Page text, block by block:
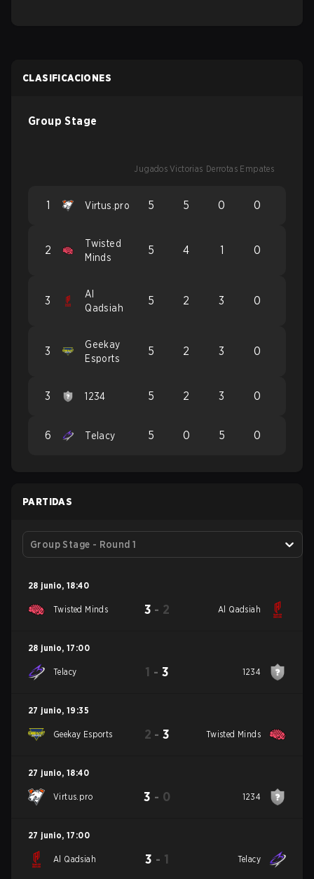
CLASIFICACIONES
Group Stage
Jugados Victorias Derrotas Empates
1 Virtus.pro 5 5 0 0
2
Twisted
Minds
5 4 1 0
3
Al
Qadsiah
5 2 3 0
3
Geekay
Esports
5 2 3 0
3 1234 5 2 3 0
6 Telacy 5 0 5 0
PARTIDAS
Group Stage - Round 1
28 junio, 18:40
Twisted Minds 3 - 2 Al Qadsiah
28 junio, 17:00
Telacy 1 - 3 1234
27 junio, 19:35
Geekay Esports 2 -3 Twisted Minds
27 junio, 18:40
Virtus.pro 3 - 0 1234
27 junio, 17:00
Al Qadsiah 3 - 1 Telacy